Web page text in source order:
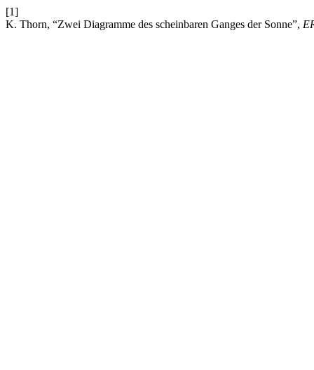
[1]
K. Thorn, “Zwei Diagramme des scheinbaren Ganges der Sonne”,